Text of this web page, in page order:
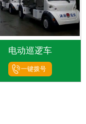
电动巡逻车
一键拨号